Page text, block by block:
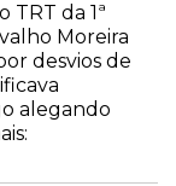
TRT da 1ª
Moreira
desvios de
alegando